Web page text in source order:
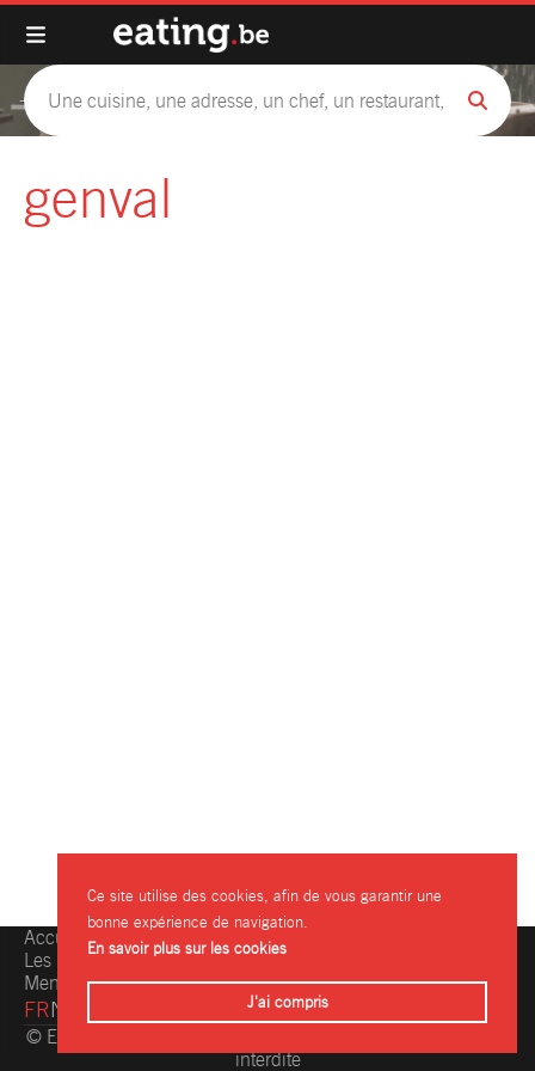
genval
Accueil
Les restaurants
Mentions légales
Une question, une info ?
Contactez-nous
FRNL
© Eating.be 2004-2026 - Toute reproduction même partielle
interdite
Ce site utilise des cookies, afin de vous garantir une
bonne expérience de navigation.
En savoir plus sur les cookies
J'ai compris